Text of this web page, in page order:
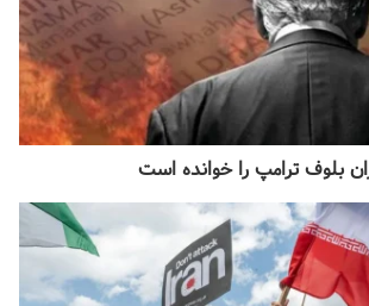
بلوف ترامپ را خوانده است